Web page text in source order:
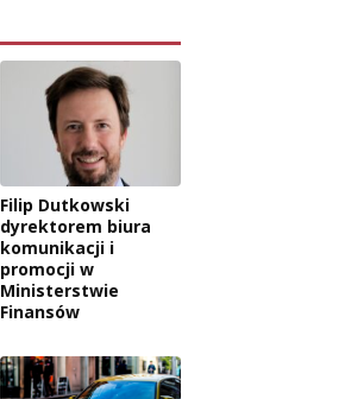
Filip Dutkowski
dyrektorem biura
komunikacji i
promocji w
Ministerstwie
Finansów